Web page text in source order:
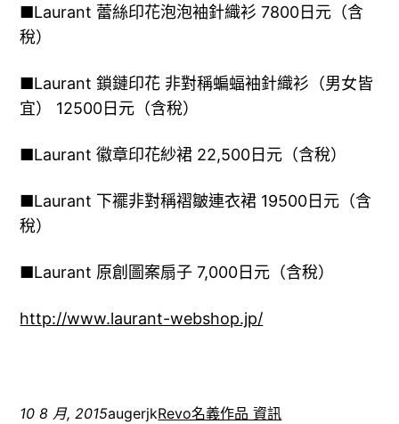
■Laurant 蕾絲印花泡泡袖針織衫 7800日元（含
稅）
■Laurant 鎖鏈印花 非對稱蝙蝠袖針織衫（男女皆
宜） 12500日元（含稅）
■Laurant 徽章印花紗裙 22,500日元（含稅）
■Laurant 下襬非對稱褶皺連衣裙 19500日元（含
稅）
■Laurant 原創圖案扇子 7,000日元（含稅）
http://www.laurant-webshop.jp/
10 8 月, 2015augerjkRevo名義作品 資訊